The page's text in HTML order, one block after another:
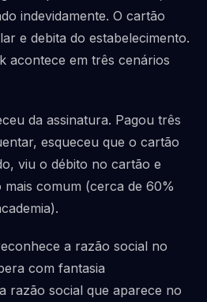
indevidamente. O cartão
e debita do estabelecimento.
acontece em três cenários
da assinatura. Pagou três
esqueceu que o cartão
viu o débito no cartão e
comum (cerca de 60%
a razão social no
com fantasia
razão social que aparece no